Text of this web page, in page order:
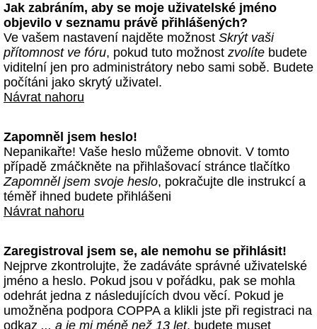
Jak zabráním, aby se moje uživatelské jméno
objevilo v seznamu právě přihlášených?
Ve vašem nastavení najděte možnost Skrýt vaši
přítomnost ve fóru, pokud tuto možnost zvolíte budete
viditelní jen pro administrátory nebo sami sobě. Budete
počítáni jako skrytý uživatel.
Návrat nahoru
Zapomněl jsem heslo!
Nepanikařte! Vaše heslo můžeme obnovit. V tomto
případě zmáčkněte na přihlašovací stránce tlačítko
Zapomněl jsem svoje heslo, pokračujte dle instrukcí a
téměř ihned budete přihlášeni
Návrat nahoru
Zaregistroval jsem se, ale nemohu se přihlásit!
Nejprve zkontrolujte, že zadáváte správné uživatelské
jméno a heslo. Pokud jsou v pořádku, pak se mohla
odehrát jedna z následujících dvou věcí. Pokud je
umožněna podpora COPPA a klikli jste při registraci na
odkaz ... a je mi méně než 13 let, budete muset